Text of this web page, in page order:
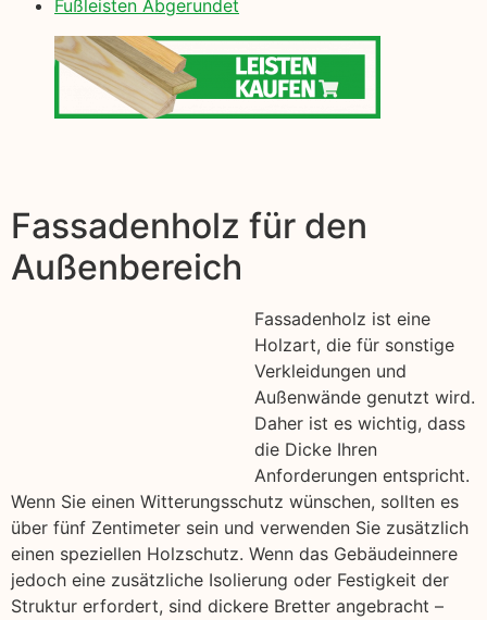
Fußleisten Abgerundet
Fassadenholz für den
Außenbereich
Fassadenholz ist eine
Holzart, die für sonstige
Verkleidungen und
Außenwände genutzt wird.
Daher ist es wichtig, dass
die Dicke Ihren
Anforderungen entspricht.
Wenn Sie einen Witterungsschutz wünschen, sollten es
über fünf Zentimeter sein und verwenden Sie zusätzlich
einen speziellen Holzschutz. Wenn das Gebäudeinnere
jedoch eine zusätzliche Isolierung oder Festigkeit der
Struktur erfordert, sind dickere Bretter angebracht –